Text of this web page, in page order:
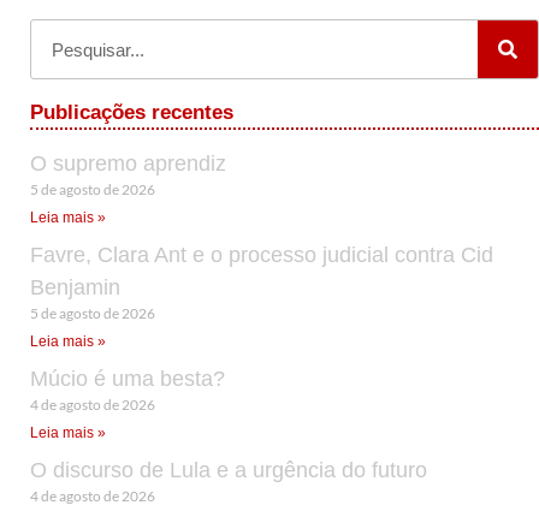
Publicações recentes
O supremo aprendiz
5 de agosto de 2026
Leia mais »
Favre, Clara Ant e o processo judicial contra Cid
Benjamin
5 de agosto de 2026
Leia mais »
Múcio é uma besta?
4 de agosto de 2026
Leia mais »
O discurso de Lula e a urgência do futuro
4 de agosto de 2026